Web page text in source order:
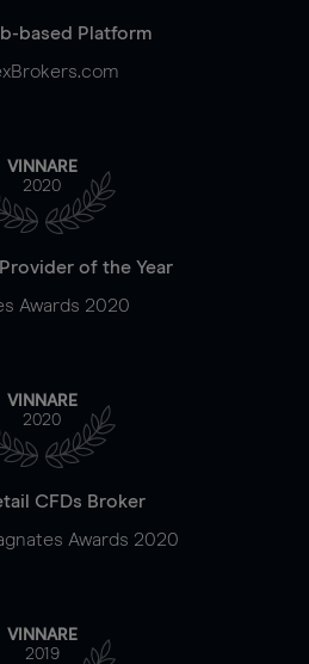
based Platform
VINNARE
2020
of the Year
Awards 2020
VINNARE
2020
CFDs Broker
Awards 2020
VINNARE
2019